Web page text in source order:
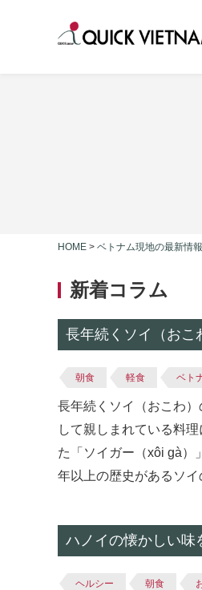
HOME > ベトナム現地の最新情
新着コラム
長年続くソイ（おこ
朝食 軽食 ベト
長年続くソイ（おこわ
して親しまれている料
た「ソイガー（xôi gà）
年以上の歴史があるソ
ハノイの懐かしい味
ヘルシー 朝食